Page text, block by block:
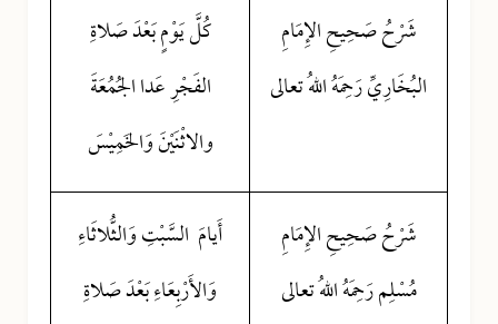
شَرْحُ صَحِيحِ الإِمَامِ
البُخَارِيِّ رَحِمَهُ اللهُ تعالى
كُلَّ يَوْمٍ بَعْدَ صَلاةِ
الفَجْرِ عَدا الجُمُعَةَ
والاثْنَيْنَ وَالخَمِيْسَ
شَرْحُ صَحِيحِ الإِمَامِ
مُسْلِم رَحِمَهُ اللهُ تعالى
أَيامَ السَّبْتِ وَالثُّلاثَاءِ
وَالأَرْبِعَاءِ بَعْدَ صَلاةِ